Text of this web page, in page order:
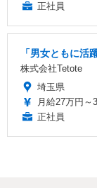
正社員
「男女ともに
株式会社Tetote
埼玉県
月給27万円～
正社員